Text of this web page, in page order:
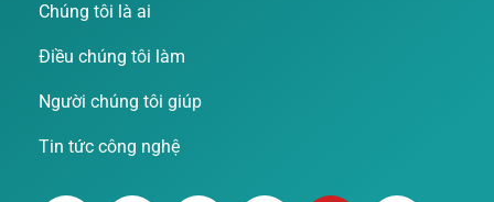
Chúng tôi là ai
Điều chúng tôi làm
Người chúng tôi giúp
Tin tức công nghệ